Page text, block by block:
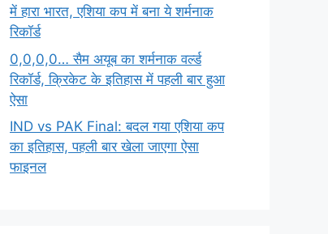
में हारा भारत, एशिया कप में बना ये शर्मनाक
रिकॉर्ड
0,0,0,0… सैम अयूब का शर्मनाक वर्ल्ड
रिकॉर्ड, क्रिकेट के इतिहास में पहली बार हुआ
ऐसा
IND vs PAK Final: बदल गया एशिया कप
का इतिहास, पहली बार खेला जाएगा ऐसा
फाइनल